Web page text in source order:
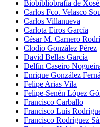
Biobibliobrafía de
Carlos Fco. Velasco
Carlos Villanueva
Carlota Eiros García
César M. Carnero
Clodio González Pérez
David Bellas García
Delfín Caseiro
Enrique González
Felipe Arias Vila
Felipe-Senén López
Francisco Carballo
Francisco Luís
Francisco Rodríguez